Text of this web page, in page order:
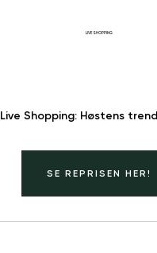
LIVE SHOPPING
Live Shopping: Høstens
SE REPRISEN HER!